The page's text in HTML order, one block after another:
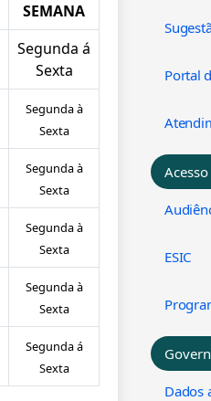
SEMANA
Segunda á
Sexta
Segunda à
Sexta
Segunda à
Sexta
Segunda à
Sexta
Segunda à
Sexta
Segunda á
Sexta
Portal
ESIC
Dados